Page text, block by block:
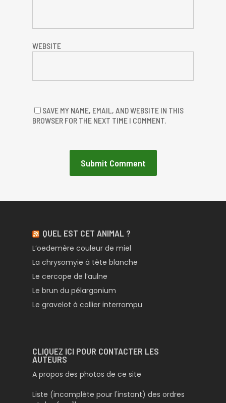
WEBSITE
SAVE MY NAME, EMAIL, AND WEBSITE IN THIS
BROWSER FOR THE NEXT TIME I COMMENT.
QUEL EST CET ANIMAL ?
L’oedemère couleur de miel
La chrysomyie à tête blanche
Le cercope de l’aulne
Le brun du pélargonium
Le gravelot à collier interrompu
CLIQUEZ ICI POUR CONTACTER LES
AUTEURS
A propos des photos de ce site
Liste (incomplète pour l'instant) des ordres